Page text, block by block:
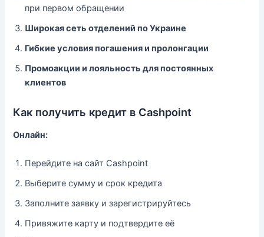
при первом обращении
Широкая сеть отделений по Украине
Гибкие условия погашения и пролонгации
Промоакции и лояльность для постоянных
клиентов
Как получить кредит в Cashpoint
Онлайн:
Перейдите на сайт Cashpoint
Выберите сумму и срок кредита
Заполните заявку и зарегистрируйтесь
Привяжите карту и подтвердите её